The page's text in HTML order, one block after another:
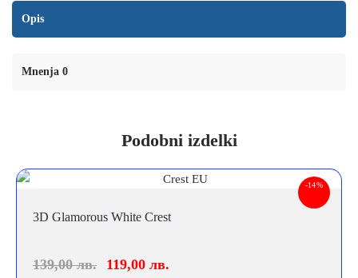
Opis
Mnenja 0
Podobni izdelki
-14%
3D Glamorous White Crest
139,00лв. 119,00 лв.